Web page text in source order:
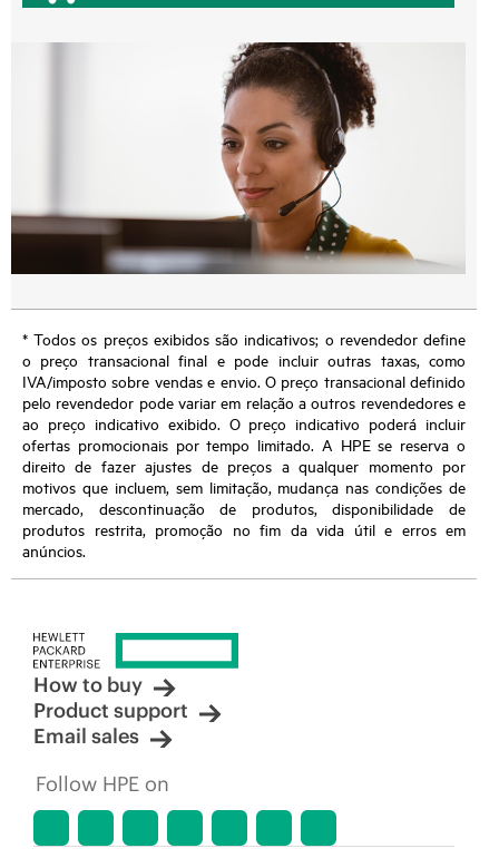
* Todos os preços exibidos são indicativos; o revendedor define
o preço transacional final e pode incluir outras taxas, como
IVA/imposto sobre vendas e envio. O preço transacional definido
pelo revendedor pode variar em relação a outros revendedores e
ao preço indicativo exibido. O preço indicativo poderá incluir
ofertas promocionais por tempo limitado. A HPE se reserva o
direito de fazer ajustes de preços a qualquer momento por
motivos que incluem, sem limitação, mudança nas condições de
mercado, descontinuação de produtos, disponibilidade de
produtos restrita, promoção no fim da vida útil e erros em
anúncios.
How to buy
Product support
Email sales
Follow HPE on